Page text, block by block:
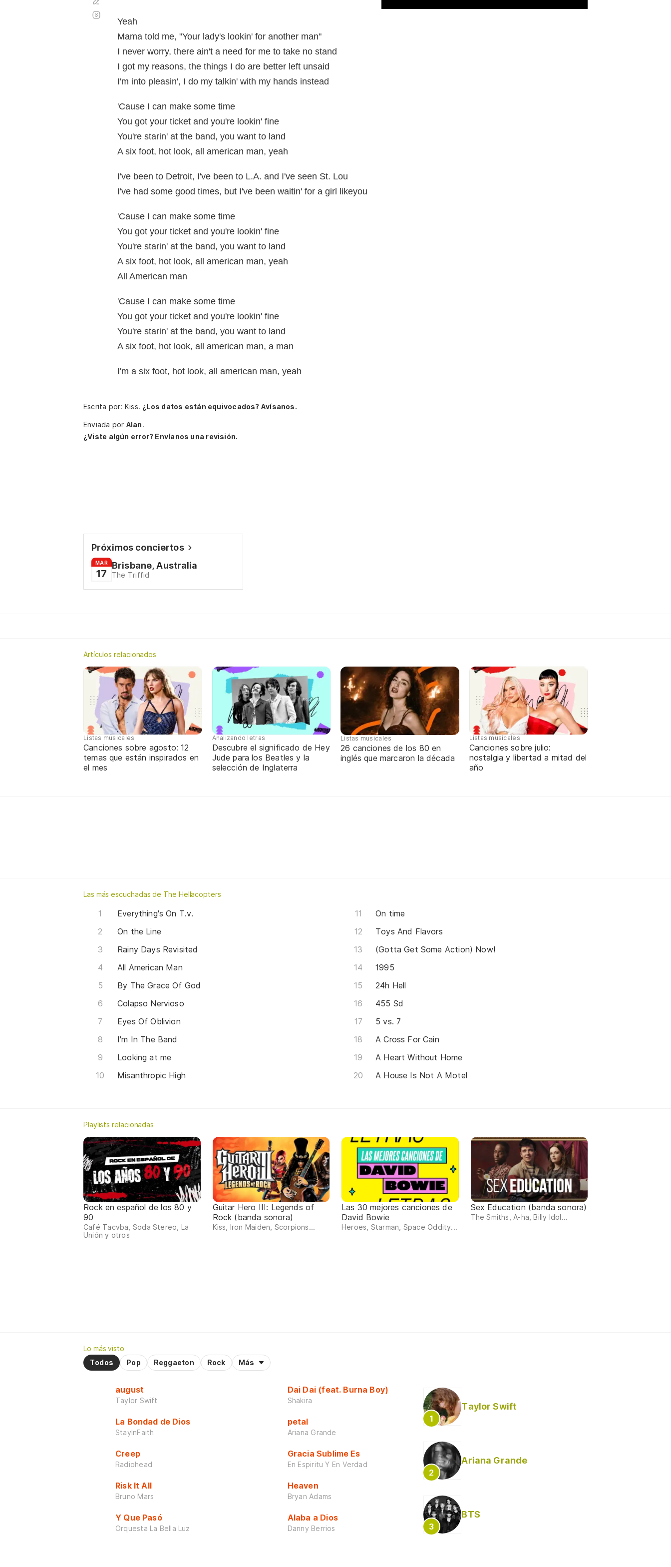
Yeah
Mama told me, "Your lady's lookin' for another man"
I never worry, there ain't a need for me to take no stand
I got my reasons, the things I do are better left unsaid
I'm into pleasin', I do my talkin' with my hands instead
'Cause I can make some time
You got your ticket and you're lookin' fine
You're starin' at the band, you want to land
A six foot, hot look, all american man, yeah
I've been to Detroit, I've been to L.A. and I've seen St. Lou
I've had some good times, but I've been waitin' for a girl likeyou
'Cause I can make some time
You got your ticket and you're lookin' fine
You're starin' at the band, you want to land
A six foot, hot look, all american man, yeah
All American man
'Cause I can make some time
You got your ticket and you're lookin' fine
You're starin' at the band, you want to land
A six foot, hot look, all american man, a man
I'm a six foot, hot look, all american man, yeah
automático
Escrita por: Kiss. ¿Los datos están equivocados? Avísanos.
Enviada por Alan.
¿Viste algún error? Envíanos una revisión.
Próximos conciertos
MAR
17
Brisbane, Australia
The Triffid
Artículos relacionados
Listas musicales
Canciones sobre agosto: 12
temas que están inspirados en
el mes
Analizando letras
Descubre el significado de Hey
Jude para los Beatles y la
selección de Inglaterra
Listas musicales
26 canciones de los 80 en
inglés que marcaron la década
Listas musicales
Canciones sobre julio:
nostalgia y libertad a mitad del
año
Las más escuchadas de The Hellacopters
Everything's On T.v.
On the Line
Rainy Days Revisited
All American Man
By The Grace Of God
Colapso Nervioso
Eyes Of Oblivion
I'm In The Band
Looking at me
Misanthropic High
On time
Toys And Flavors
(Gotta Get Some Action) Now!
1995
24h Hell
455 Sd
5 vs. 7
A Cross For Cain
A Heart Without Home
A House Is Not A Motel
Playlists relacionadas
Rock en español de los 80 y
90
Café Tacvba, Soda Stereo, La
Unión y otros
Guitar Hero III: Legends of
Rock (banda sonora)
Kiss, Iron Maiden, Scorpions...
Las 30 mejores canciones de
David Bowie
Heroes, Starman, Space Oddity...
Sex Education (banda sonora)
The Smiths, A-ha, Billy Idol...
Lo más visto
Todos
Pop Reggaeton Rock Más
august
Taylor Swift
La Bondad de Dios
StayInFaith
Creep
Radiohead
Risk It All
Bruno Mars
Y Que Pasó
Orquesta La Bella Luz
Dai Dai (feat. Burna Boy)
Shakira
petal
Ariana Grande
Gracia Sublime Es
En Espiritu Y En Verdad
Heaven
Bryan Adams
Alaba a Dios
Danny Berrios
Taylor Swift
Ariana Grande
BTS